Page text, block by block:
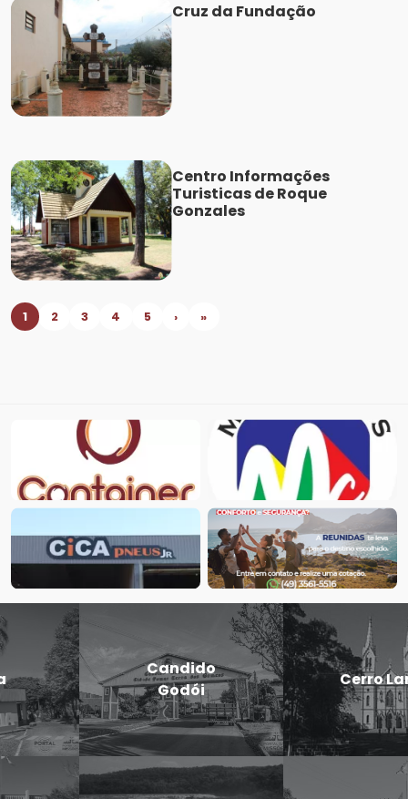
Cruz da Fundação
Centro Informações
Turisticas de Roque
Gonzales
1 2 3 4 5 › »
Candido
Godói
Cerro Largo